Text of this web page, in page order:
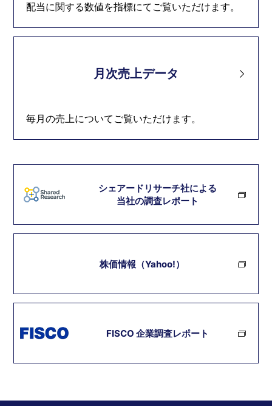
配当に関する数値を指標にてご覧いただけます。
月次売上データ
毎月の売上についてご覧いただけます。
シェアードリサーチ社による
当社の調査レポート
株価情報（Yahoo!）
FISCO 企業調査レポート